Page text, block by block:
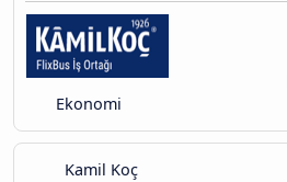
Ekonomi
Kamil Koç